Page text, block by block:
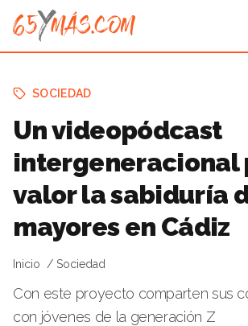
SOCIEDAD
Un videopódcast
intergeneracional
valor la sabiduría
mayores en Cádiz
Inicio Sociedad
Con este proyecto comparten sus
con jóvenes de la generación Z